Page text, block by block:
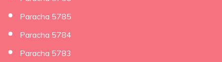
Paracha 5785
Paracha 5784
Paracha 5783